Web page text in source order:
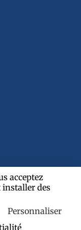
droits réservés
acceptez
installer des
Personnaliser